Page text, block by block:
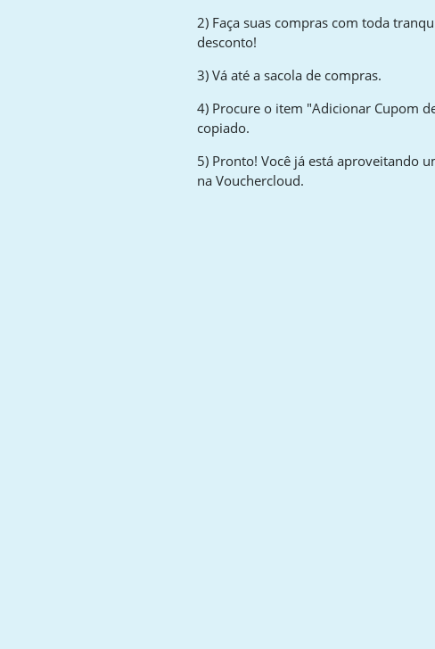
2) Faça suas compras com toda
desconto!
3) Vá até a sacola de compras.
4) Procure o item "Adicionar Cupom
copiado.
5) Pronto! Você já está aproveitando
na Vouchercloud.